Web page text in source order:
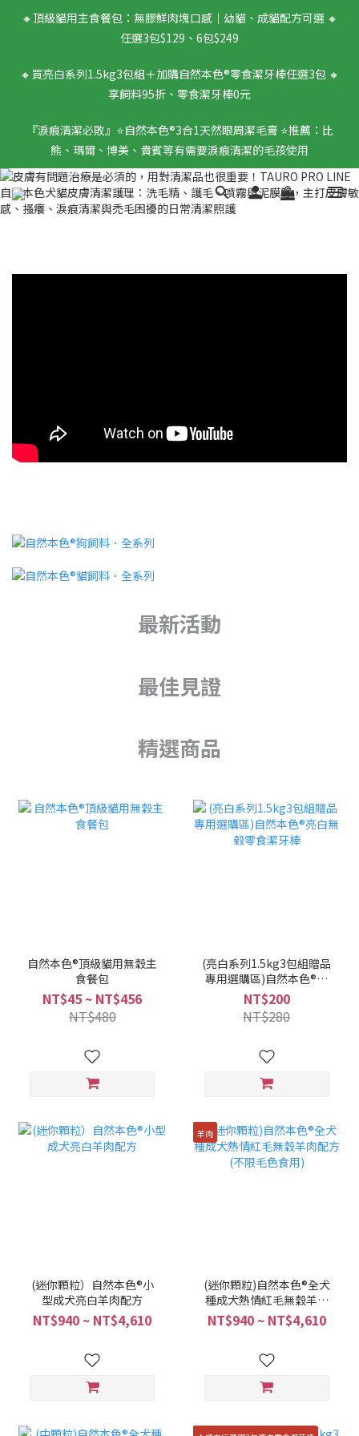
🔸頂級貓用主食餐包：無膠鮮肉塊口感｜幼貓、成貓配方可選 🔸
任選3包$129、6包$249
🔸買亮白系列1.5kg3包組＋加購自然本色®零食潔牙棒任選3包 🔸
享飼料95折、零食潔牙棒0元
『淚痕清潔必敗』⭐️自然本色®3合1天然眼周潔毛膏 ⭐️推薦：比
熊、瑪爾、博美、貴賓等有需要淚痕清潔的毛孩使用
最新活動
最佳見證
精選商品
自然本色®頂級貓用無穀主
食餐包
NT$45 ~ NT$456
NT$480
(亮白系列1.5kg3包組贈品
專用選購區)自然本色®亮
白無榖零食潔牙棒
NT$200
NT$280
(迷你顆粒）自然本色®小
型成犬亮白羊肉配方
NT$940 ~ NT$4,610
羊肉
(迷你顆粒)自然本色®全犬
種成犬熱情紅毛無穀羊肉
配方 (不限毛色食用)
NT$940 ~ NT$4,610